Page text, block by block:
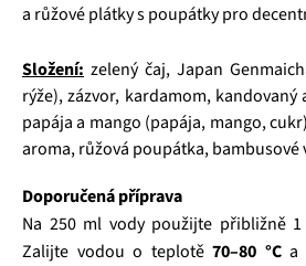
a růžové plátky s poupátky pro
Složení: zelený čaj, Japan
rýže), zázvor, kardamom, kandovaný
papája a mango (papája, mango,
aroma, růžová poupátka, bambusové
Doporučená příprava
Na 250 ml vody použijte přibližně
Zalijte vodou o teplotě70–80 °Ca